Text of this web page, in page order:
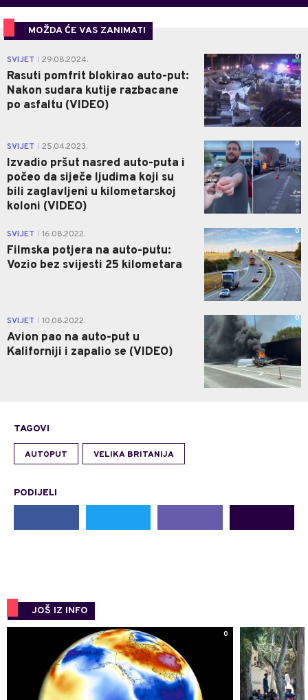
MOŽDA ĆE VAS ZANIMATI
SVIJET 29.08.2024.
Rasuti pomfrit blokirao auto-put:
Nakon sudara kutije razbacane
po asfaltu (VIDEO)
0
SVIJET 25.04.2023.
Izvadio pršut nasred auto-puta i
počeo da siječe ljudima koji su
bili zaglavljeni u kilometarskoj
koloni (VIDEO)
0
SVIJET 16.08.2022.
Filmska potjera na auto-putu:
Vozio bez svijesti 25 kilometara
0
SVIJET 10.08.2022.
Avion pao na auto-put u
Kaliforniji i zapalio se (VIDEO)
0
TAGOVI
AUTOPUT VELIKA BRITANIJA
PODIJELI
JOŠ IZ INFO
0